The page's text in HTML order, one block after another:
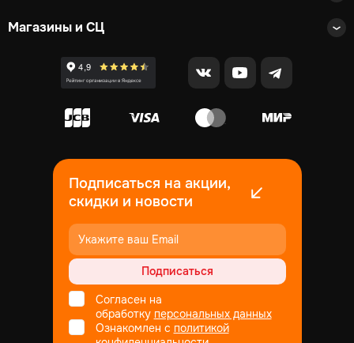
Магазины и СЦ
Подписаться на акции,
скидки и новости
Подписаться
Согласен на
обработку персональных данных
Ознакомлен с политикой